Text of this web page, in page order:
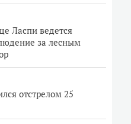
Ласпи ведется
за лесным
отстрелом 25